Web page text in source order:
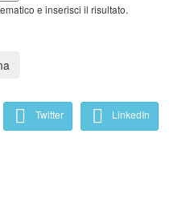
e inserisci il risultato.
Twitter LinkedIn